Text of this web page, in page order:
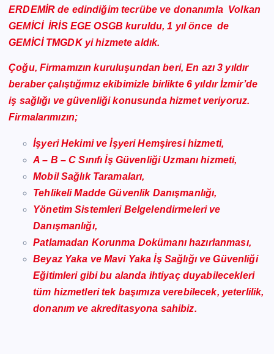
ERDEMİR de edindiğim tecrübe ve donanımla Volkan
GEMİCİ İRİS EGE OSGB kuruldu, 1 yıl önce de
GEMİCİ TMGDK yi hizmete aldık.
Çoğu, Firmamızın kuruluşundan beri, En azı 3 yıldır
beraber çalıştığımız ekibimizle birlikte 6 yıldır İzmir’de
iş sağlığı ve güvenliği konusunda hizmet veriyoruz.
Firmalarımızın;
İşyeri Hekimi ve İşyeri Hemşiresi hizmeti,
A – B – C Sınıfı İş Güvenliği Uzmanı hizmeti,
Mobil Sağlık Taramaları,
Tehlikeli Madde Güvenlik Danışmanlığı,
Yönetim Sistemleri Belgelendirmeleri ve
Danışmanlığı,
Patlamadan Korunma Dokümanı hazırlanması,
Beyaz Yaka ve Mavi Yaka İş Sağlığı ve Güvenliği
Eğitimleri gibi bu alanda ihtiyaç duyabilecekleri
tüm hizmetleri tek başımıza verebilecek, yeterlilik,
donanım ve akreditasyona sahibiz.